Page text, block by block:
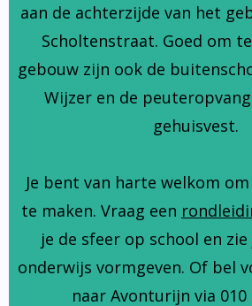
aan de achterzijde van het
Scholtenstraat. Goed om
gebouw zijn ook de
Wijzer en de
gehuisvest.
Je bent van harte welkom
te maken. Vraag een
je de sfeer op school en
onderwijs vormgeven. Of bel
naar Avonturijn via 010